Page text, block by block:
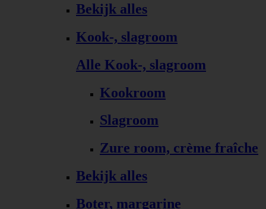
Bekijk alles
Kook-, slagroom
Alle Kook-, slagroom
Kookroom
Slagroom
Zure room, crème fraîche
Bekijk alles
Boter, margarine